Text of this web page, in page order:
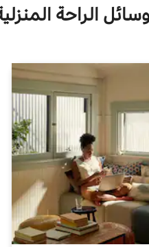
الراحة